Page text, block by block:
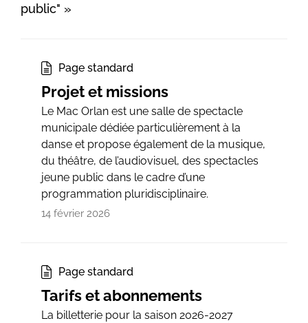
public" »
Page standard
Projet et missions
Le Mac Orlan est une salle de spectacle
municipale dédiée particulièrement à la
danse et propose également de la musique,
du théâtre, de l’audiovisuel, des spectacles
jeune public dans le cadre d’une
programmation pluridisciplinaire.
14 février 2026
Page standard
Tarifs et abonnements
La billetterie pour la saison 2026-2027